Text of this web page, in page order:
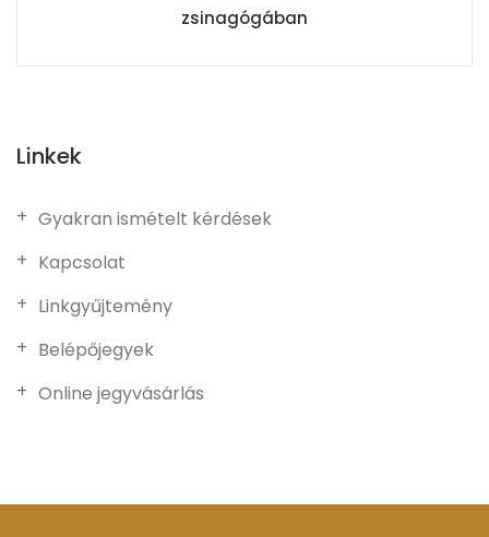
zsinagógában
Linkek
Gyakran ismételt kérdések
Kapcsolat
Linkgyűjtemény
Belépőjegyek
Online jegyvásárlás